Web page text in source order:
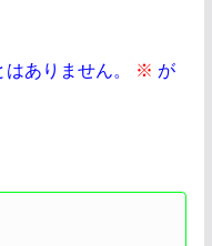
ありません。 ※ が